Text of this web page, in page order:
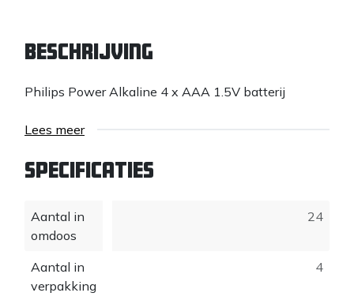
Beschrijving
Philips Power Alkaline 4 x AAA 1.5V batterij
Lees meer
Specificaties
Aantal in
omdoos
24
Aantal in
verpakking
4